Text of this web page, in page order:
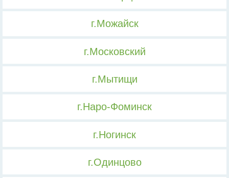
г.Можайск
г.Московский
г.Мытищи
г.Наро-Фоминск
г.Ногинск
г.Одинцово